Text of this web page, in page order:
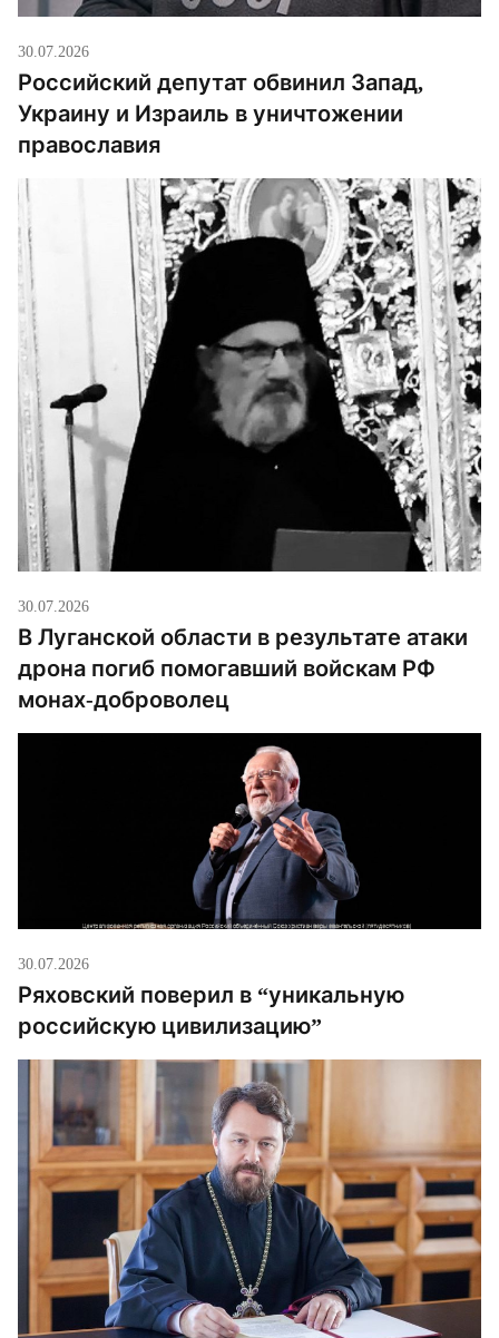
30.07.2026
Российский депутат обвинил Запад,
Украину и Израиль в уничтожении
православия
30.07.2026
В Луганской области в результате атаки
дрона погиб помогавший войскам РФ
монах-доброволец
30.07.2026
Ряховский поверил в “уникальную
российскую цивилизацию”